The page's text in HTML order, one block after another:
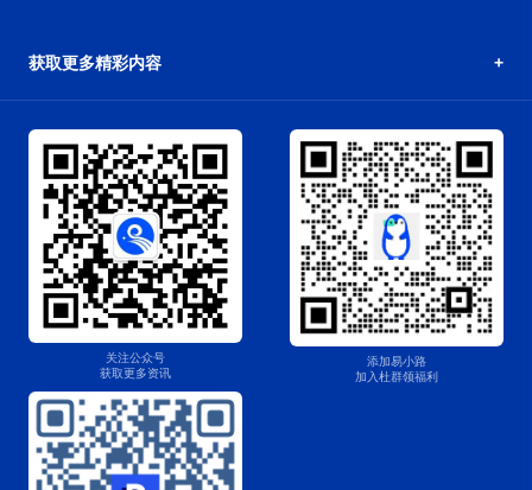
获取更多精彩内容
关注公众号
获取更多资讯
添加易小路
加入杜群领福利